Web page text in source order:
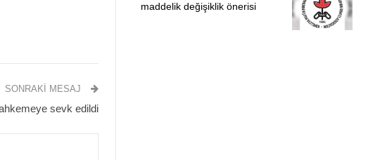
SONRAKI MESAJ
sevk edildi
maddelik değişiklik önerisi